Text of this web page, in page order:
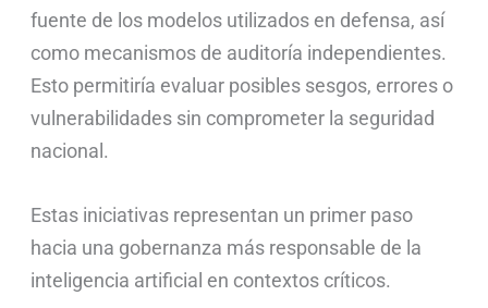
fuente de los modelos utilizados en defensa, así
como mecanismos de auditoría independientes.
Esto permitiría evaluar posibles sesgos, errores o
vulnerabilidades sin comprometer la seguridad
nacional.
Estas iniciativas representan un primer paso
hacia una gobernanza más responsable de la
inteligencia artificial en contextos críticos.